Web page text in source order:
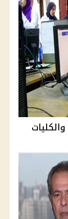
موعد تنسيق المرحلة الثانية 2026 والكليات